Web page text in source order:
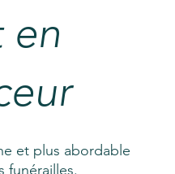
en
et plus abordable
funérailles.